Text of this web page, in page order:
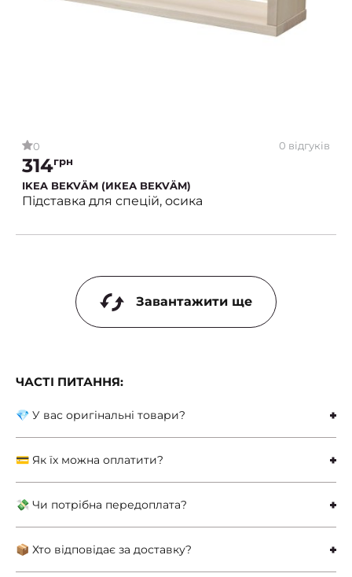
0 0 відгуків
314грн
IKEA BEKVÄM (ИКЕА BEKVÄM)
Підставка для спецій, осика
Завантажити ще
ЧАСТІ ПИТАННЯ:
💎 У вас оригінальні товари?
💳 Як їх можна оплатити?
💸 Чи потрібна передоплата?
📦 Хто відповідає за доставку?